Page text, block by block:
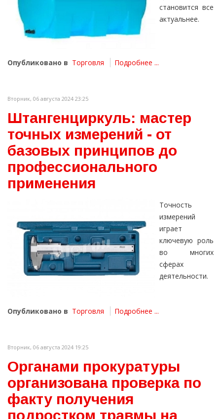
становится все
актуальнее.
Опубликовано в Торговля Подробнее ...
Вторник, 06 августа 2024 23:25
Штангенциркуль: мастер
точных измерений - от
базовых принципов до
профессионального
применения
Точность
измерений
играет
ключевую роль
во многих
сферах
деятельности.
Опубликовано в Торговля Подробнее ...
Вторник, 06 августа 2024 19:25
Органами прокуратуры
организована проверка по
факту получения
подростком травмы на